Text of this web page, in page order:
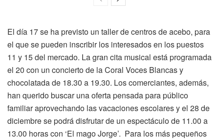
El día 17 se ha previsto un taller de centros de acebo, para
el que se pueden inscribir los interesados en los puestos
11 y 15 del mercado. La gran cita musical está programada
el 20 con un concierto de la Coral Voces Blancas y
chocolatada de 18.30 a 19.30. Los comerciantes, además,
han querido buscar una oferta pensada para público
familiar aprovechando las vacaciones escolares y el 28 de
diciembre se podrá disfrutar de un espectáculo de 11.00 a
13.00 horas con ‘El mago Jorge’. Para los más pequeños